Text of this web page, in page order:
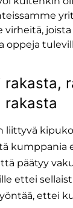
oppeja
rakasta,
rakasta
liittyvä
kumppania
päätyy
ettei
ettei